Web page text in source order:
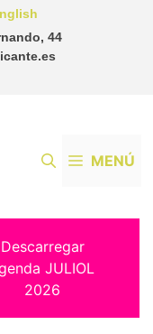
44
MENÚ
Descarregar
JULIOL
2026